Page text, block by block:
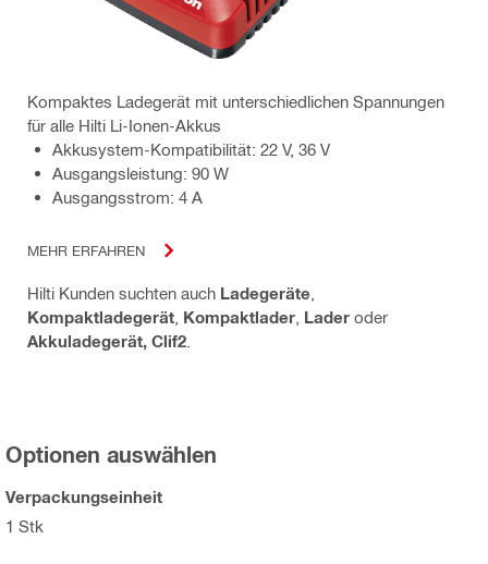
Kompaktes Ladegerät mit unterschiedlichen Spannungen
für alle Hilti Li-Ionen-Akkus
Akkusystem-Kompatibilität: 22 V, 36 V
Ausgangsleistung: 90 W
Ausgangsstrom: 4 A
MEHR ERFAHREN
Hilti Kunden suchten auch Ladegeräte
Kompaktladegerät Kompaktlader Lader oder
Akkuladegerät, Clif2
Optionen auswählen
Verpackungseinheit
1 Stk